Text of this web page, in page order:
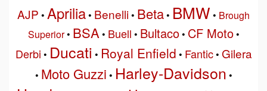
AJP • Aprilia• Benelli• Beta• BMW • Brough
Superior• BSA• Buell • Bultaco• CF Moto•
Derbi • Ducati • Royal Enfield • Fantic• Gilera
• Moto Guzzi • Harley-Davidson •